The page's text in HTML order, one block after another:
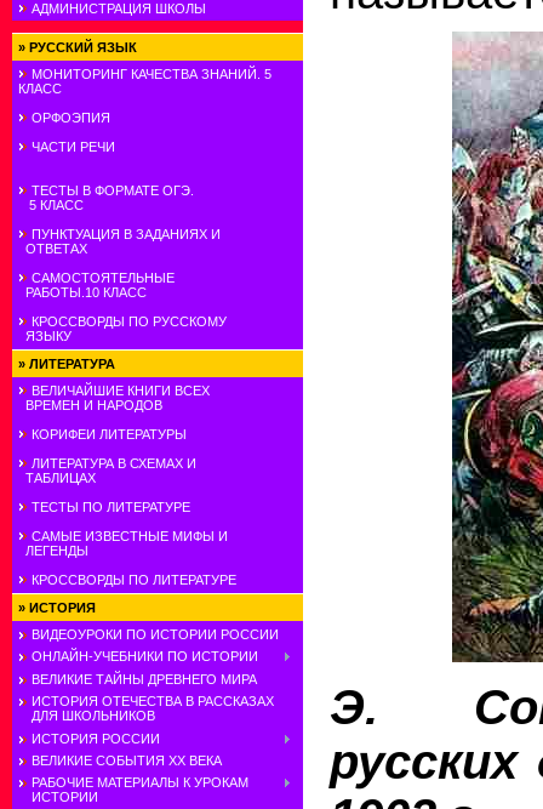
АДМИНИСТРАЦИЯ ШКОЛЫ
» РУССКИЙ ЯЗЫК
МОНИТОРИНГ КАЧЕСТВА ЗНАНИЙ. 5
КЛАСС
ОРФОЭПИЯ
ЧАСТИ РЕЧИ
ТЕСТЫ В ФОРМАТЕ ОГЭ.
5 КЛАСС
ПУНКТУАЦИЯ В ЗАДАНИЯХ И
ОТВЕТАХ
САМОСТОЯТЕЛЬНЫЕ
РАБОТЫ.10 КЛАСС
КРОССВОРДЫ ПО РУССКОМУ
ЯЗЫКУ
» ЛИТЕРАТУРА
ВЕЛИЧАЙШИЕ КНИГИ ВСЕХ
ВРЕМЕН И НАРОДОВ
КОРИФЕИ ЛИТЕРАТУРЫ
ЛИТЕРАТУРА В СХЕМАХ И
ТАБЛИЦАХ
ТЕСТЫ ПО ЛИТЕРАТУРЕ
САМЫЕ ИЗВЕСТНЫЕ МИФЫ И
ЛЕГЕНДЫ
КРОССВОРДЫ ПО ЛИТЕРАТУРЕ
» ИСТОРИЯ
ВИДЕОУРОКИ ПО ИСТОРИИ РОССИИ
ОНЛАЙН-УЧЕБНИКИ ПО ИСТОРИИ
ВЕЛИКИЕ ТАЙНЫ ДРЕВНЕГО МИРА
ИСТОРИЯ ОТЕЧЕСТВА В РАССКАЗАХ
ДЛЯ ШКОЛЬНИКОВ
ИСТОРИЯ РОССИИ
ВЕЛИКИЕ СОБЫТИЯ ХХ ВЕКА
РАБОЧИЕ МАТЕРИАЛЫ К УРОКАМ
ИСТОРИИ
Э.